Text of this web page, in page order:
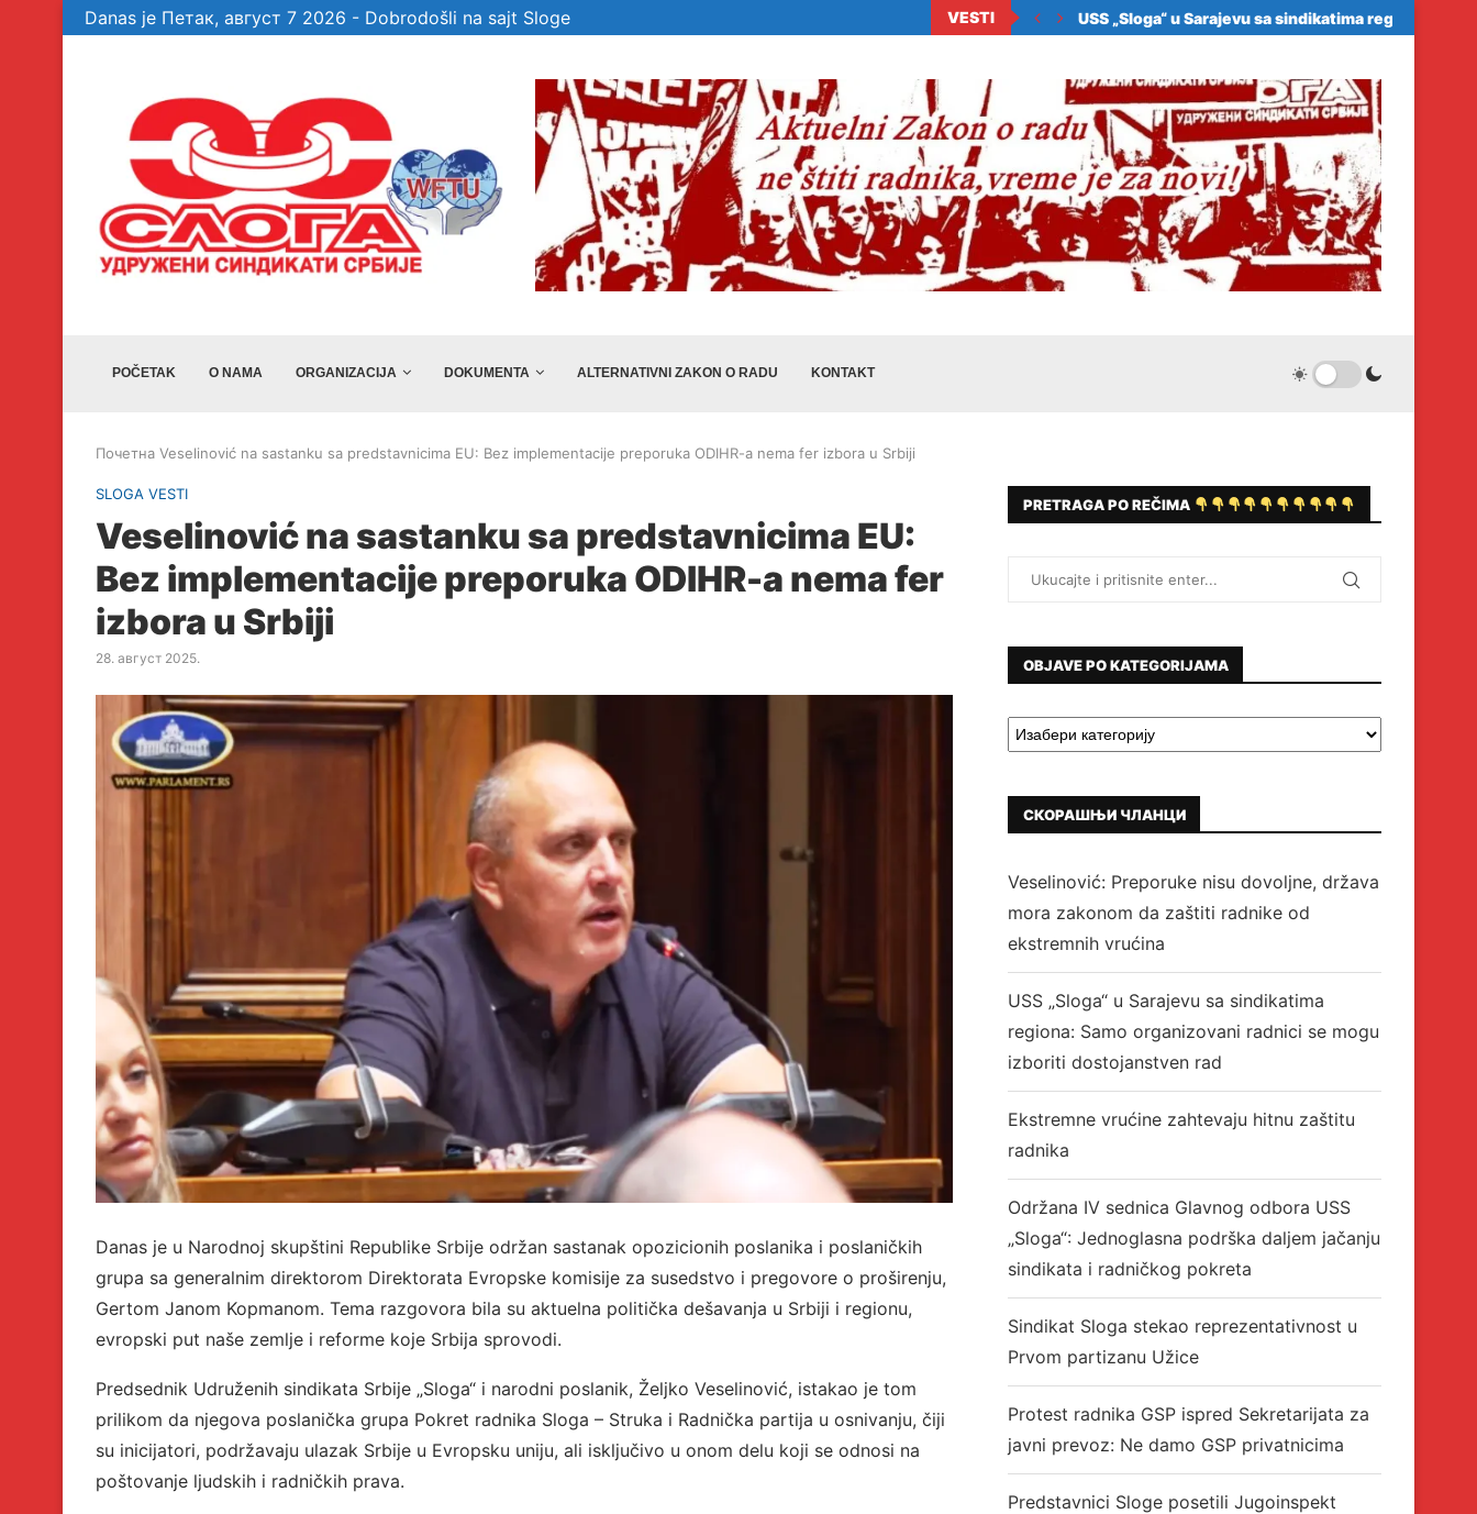
Danas je Петак, август 7 2026 - Dobrodošli na sajt Sloge VESTI
garancije, a... Veselinović: Bez članova, aktivista i simpatizera „Sloge“ ne... Veselinović: Preporuke nisu dovoljne, država mora zakonom da...USS „Sloga“ u Sarajevu sa sindikatima regiona:
POČETAK O NAMA ORGANIZACIJA DOKUMENTA ALTERNATIVNI ZAKON O RADU KONTAKT
Почетна Veselinović na sastanku sa predstavnicima EU: Bez implementacije preporuka ODIHR-a nema fer izbora u Srbiji
SLOGA VESTI
Veselinović na sastanku sa predstavnicima EU:
Bez implementacije preporuka ODIHR-a nema fer
izbora u Srbiji
28. август 2025.
Danas je u Narodnoj skupštini Republike Srbije održan sastanak opozicionih poslanika i poslaničkih
grupa sa generalnim direktorom Direktorata Evropske komisije za susedstvo i pregovore o proširenju,
Gertom Janom Kopmanom. Tema razgovora bila su aktuelna politička dešavanja u Srbiji i regionu,
evropski put naše zemlje i reforme koje Srbija sprovodi.
Predsednik Udruženih sindikata Srbije „Sloga“ i narodni poslanik, Željko Veselinović, istakao je tom
prilikom da njegova poslanička grupa Pokret radnika Sloga – Struka i Radnička partija u osnivanju, čiji
su inicijatori, podržavaju ulazak Srbije u Evropsku uniju, ali isključivo u onom delu koji se odnosi na
poštovanje ljudskih i radničkih prava.
PRETRAGA PO REČIMA
OBJAVE PO KATEGORIJAMA
СКОРАШЊИ ЧЛАНЦИ
Veselinović: Preporuke nisu dovoljne, država
mora zakonom da zaštiti radnike od
ekstremnih vrućina
USS „Sloga“ u Sarajevu sa sindikatima
regiona: Samo organizovani radnici se mogu
izboriti dostojanstven rad
Ekstremne vrućine zahtevaju hitnu zaštitu
radnika
Održana IV sednica Glavnog odbora USS
„Sloga“: Jednoglasna podrška daljem jačanju
sindikata i radničkog pokreta
Sindikat Sloga stekao reprezentativnost u
Prvom partizanu Užice
Protest radnika GSP ispred Sekretarijata za
javni prevoz: Ne damo GSP privatnicima
Predstavnici Sloge posetili Jugoinspekt